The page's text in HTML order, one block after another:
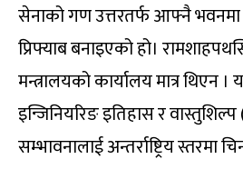
सेनाको गण उत्तरतर्फ आफ्नै
प्रिफ्याब बनाइएको हो।
मन्त्रालयको कार्यालय मात्र थिएन
इन्जिनियरिङ इतिहास र
सम्भावनालाई अन्तर्राष्ट्रिय स्तरमा